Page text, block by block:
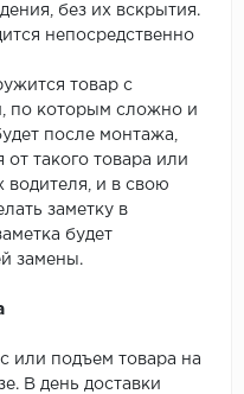
без их вскрытия.
непосредственно
товар с
по которым сложно и
после монтажа,
от такого товара или
водителя, и в свою
заметку в
будет
замены.
или подъем товара на
В день доставки